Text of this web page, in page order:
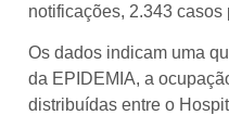
notificações, 2.343
Os dados indicam uma
da EPIDEMIA, a
distribuídas entre o